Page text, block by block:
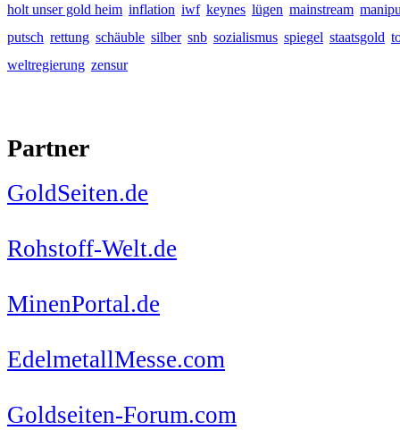
holt unser gold heim inflation iwf keynes lügen mainstream
putsch rettung schäuble silber snb sozialismus spiegel staatsgold
weltregierung zensur
Partner
GoldSeiten.de
Rohstoff-Welt.de
MinenPortal.de
EdelmetallMesse.com
Goldseiten-Forum.com